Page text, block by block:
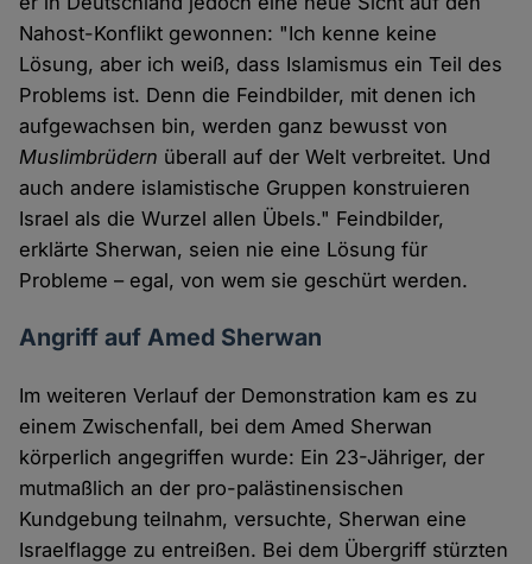
Nahost-Konflikt gewonnen: "Ich kenne keine
Lösung, aber ich weiß, dass Islamismus ein Teil des
Problems ist. Denn die Feindbilder, mit denen ich
aufgewachsen bin, werden ganz bewusst von
Muslimbrüdern überall auf der Welt verbreitet. Und
auch andere islamistische Gruppen konstruieren
Israel als die Wurzel allen Übels." Feindbilder,
erklärte Sherwan, seien nie eine Lösung für
Probleme – egal, von wem sie geschürt werden.
Angriff auf Amed Sherwan
Im weiteren Verlauf der Demonstration kam es zu
einem Zwischenfall, bei dem Amed Sherwan
körperlich angegriffen wurde: Ein 23-Jähriger, der
mutmaßlich an der pro-palästinensischen
Kundgebung teilnahm, versuchte, Sherwan eine
Israelflagge zu entreißen. Bei dem Übergriff stürzten